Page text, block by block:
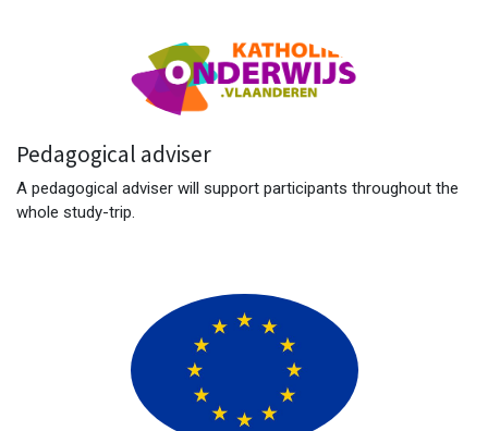
Pedagogical adviser
A pedagogical adviser will support participants throughout the
whole study-trip.